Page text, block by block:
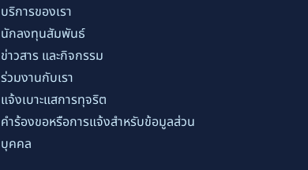
บริการของเรา
นักลงทุนสัมพันธ์
ข่าวสาร และกิจกรรม
ร่วมงานกับเรา
แจ้งเบาะแสการทุจริต
คำร้องขอหรือการแจ้งสำหรับข้อมูลส่วน
บุคคล